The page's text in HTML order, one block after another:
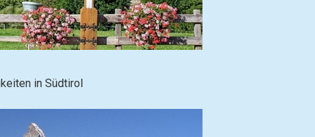
in Südtirol